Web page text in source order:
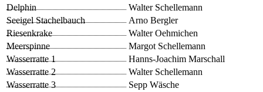
Delphin
Walter Schellemann
Seeigel Stachelbauch
Arno Bergler
Riesenkrake
Walter Oehmichen
Meerspinne
Margot Schellemann
Wasserratte 1
Hanns-Joachim Marschall
Wasserratte 2
Walter Schellemann
Wasserratte 3
Sepp Wäsche